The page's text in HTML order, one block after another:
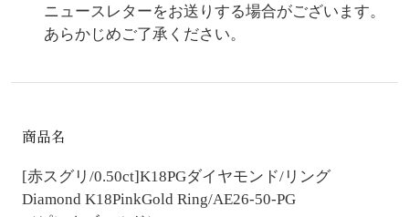
ニュースレターをお送りする場合がございます。
あらかじめご了承ください。
商品名
[赤スグリ/0.50ct]K18PGダイヤモンド/リング
Diamond K18PinkGold Ring/AE26-50-PG